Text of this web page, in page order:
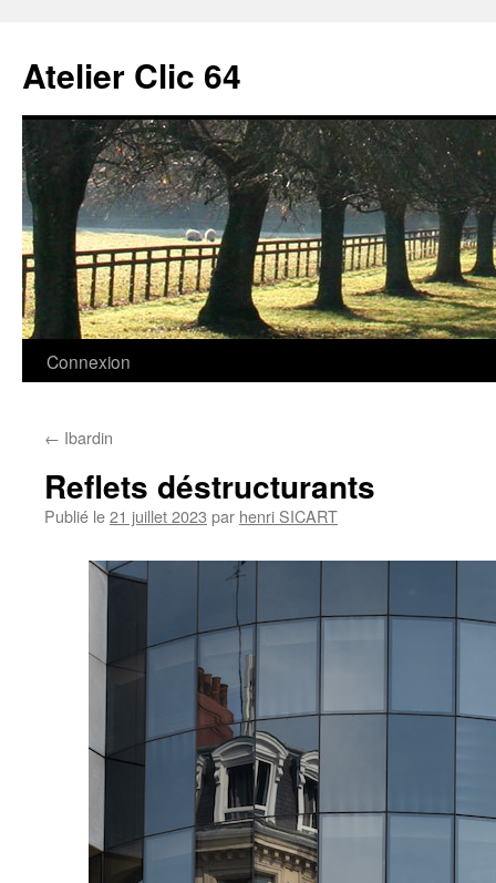
contenu
Atelier Clic 64
Connexion
← Ibardin
Reflets déstructurants
Publié le21 juillet 2023 par henri SICART